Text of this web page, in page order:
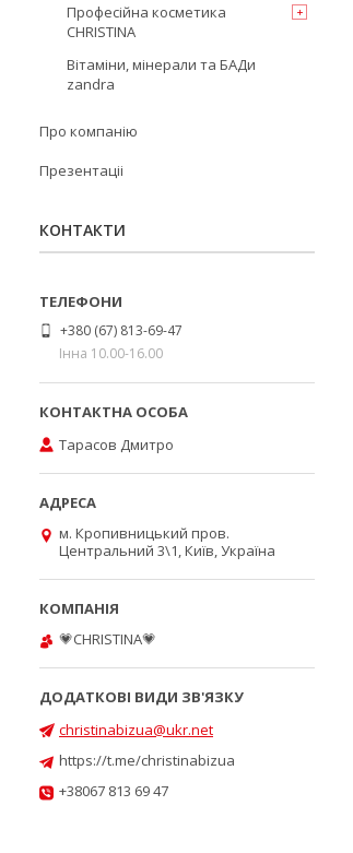
Професійна косметика
CHRISTINA
Вітаміни, мінерали та БАДи
zandra
Про компанію
Презентаціі
КОНТАКТИ
+380 (67) 813-69-47
Інна 10.00-16.00
Тарасов Дмитро
м. Кропивницький пров.
Центральний 3\1, Київ, Україна
💗CHRISTINA💗
christinabizua@ukr.net
https://t.me/christinabizua
+38067 813 69 47